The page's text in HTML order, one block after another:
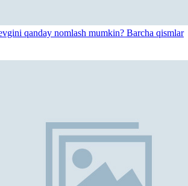
qanday nomlash mumkin? Barcha qismlar